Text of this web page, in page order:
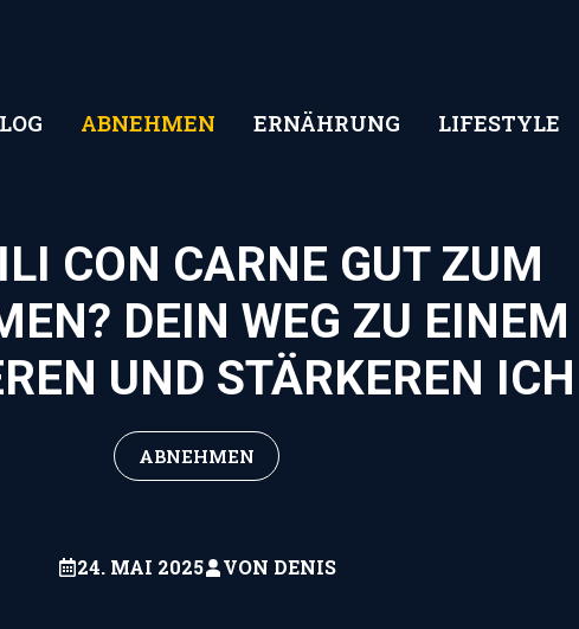
ABNEHMEN ERNÄHRUNG LIFESTYLE
CON CARNE GUT ZUM
DEIN WEG ZU EINEM
UND STÄRKEREN ICH
ABNEHMEN
24. MAI 2025 VON DENIS